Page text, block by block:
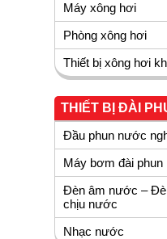
Máy xông hơi
Phòng xông hơi
Thiết bị xông hơi
THIẾT BỊ ĐÀI
Đầu phun nước
Máy bơm đài
Đèn âm nước –
chịu nước
Nhạc nước